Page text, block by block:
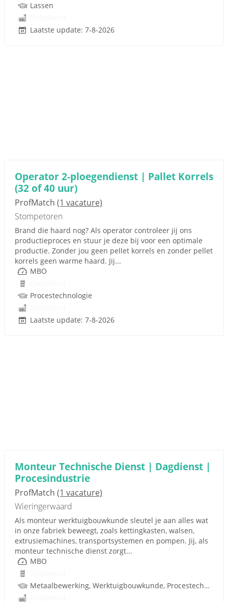
Lassen
Laatste update: 7-8-2026
Operator 2-ploegendienst | Pallet Korrels
(32 of 40 uur)
ProfMatch (1 vacature)
Stompetoren
Brand die haard nog? Als operator controleer jij ons
productieproces en stuur je deze bij voor een optimale
productie. Zonder jou geen pellet korrels en zonder pellet
korrels geen warme haard. Jij...
MBO
Procestechnologie
Laatste update: 7-8-2026
Monteur Technische Dienst | Dagdienst |
Procesindustrie
ProfMatch (1 vacature)
Wieringerwaard
Als monteur werktuigbouwkunde sleutel je aan alles wat
in onze fabriek beweegt, zoals kettingkasten, walsen,
extrusiemachines, transportsystemen en pompen. Jij, als
monteur technische dienst zorgt...
MBO
Metaalbewerking, Werktuigbouwkunde, Procestechnologie, Techniek